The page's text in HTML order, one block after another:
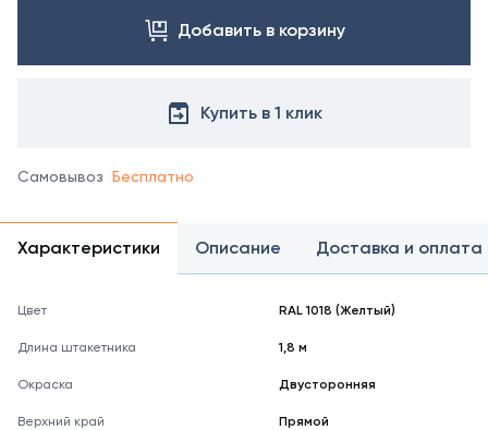
Добавить в корзину
Купить в 1 клик
Самовывоз Бесплатно
Характеристики Описание Доставка и оплата
Цвет RAL 1018 (Желтый)
Длина штакетника 1,8 м
Окраска Двусторонняя
Верхний край Прямой